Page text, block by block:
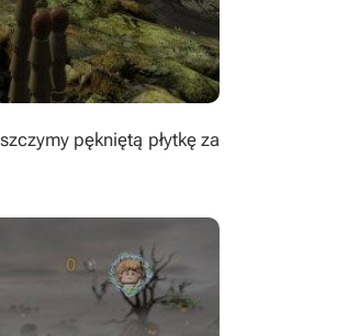
pękniętą płytkę za